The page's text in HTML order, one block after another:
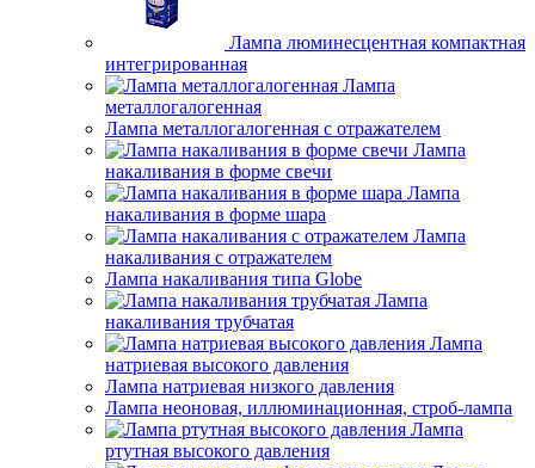
Лампа люминесцентная компактная
интегрированная
Лампа
металлогалогенная
Лампа металлогалогенная с отражателем
Лампа
накаливания в форме свечи
Лампа
накаливания в форме шара
Лампа
накаливания с отражателем
Лампа накаливания типа Globe
Лампа
накаливания трубчатая
Лампа
натриевая высокого давления
Лампа натриевая низкого давления
Лампа неоновая, иллюминационная, строб-лампа
Лампа
ртутная высокого давления